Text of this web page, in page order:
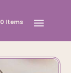
0 Items